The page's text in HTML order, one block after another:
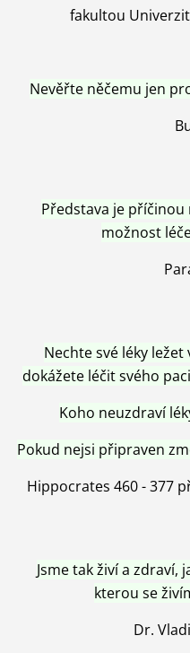
fakultou
Nevěřte něčemu jen
Představa je
možnost
Nechte své léky
dokážete léčit svého
Koho neuzdraví
Pokud nejsi připraven
Hippocrates 460 - 377
Jsme tak živí a zdraví,
kterou se
Dr.